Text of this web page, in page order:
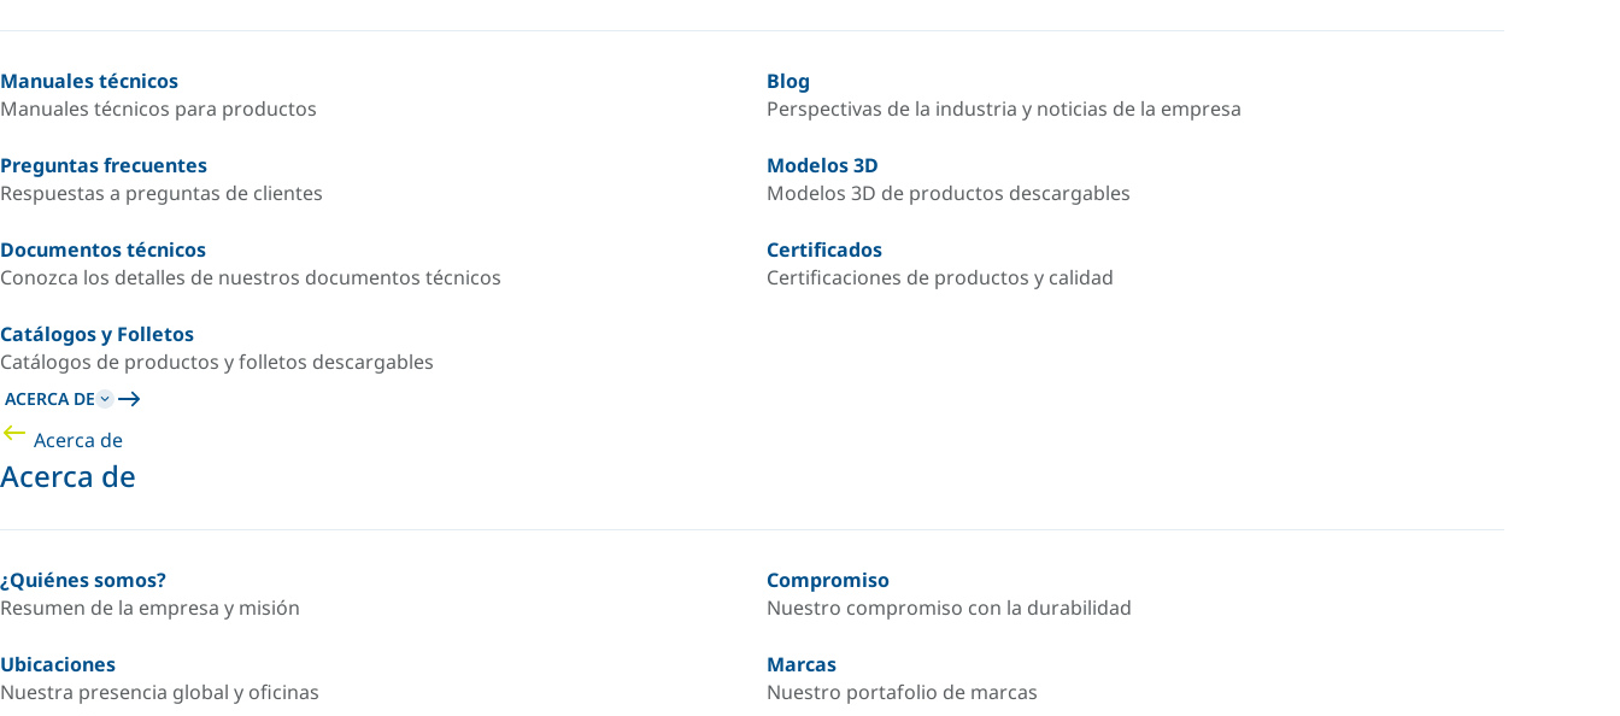
Manuales técnicos
Manuales técnicos para productos
Blog
Perspectivas de la industria y noticias de la empresa
Preguntas frecuentes
Respuestas a preguntas de clientes
Modelos 3D
Modelos 3D de productos descargables
Documentos técnicos
Conozca los detalles de nuestros documentos técnicos
Certificados
Certificaciones de productos y calidad
Catálogos y Folletos
Catálogos de productos y folletos descargables
ACERCA DE
Acerca de
Acerca de
¿Quiénes somos?
Resumen de la empresa y misión
Compromiso
Nuestro compromiso con la durabilidad
Ubicaciones
Nuestra presencia global y oficinas
Marcas
Nuestro portafolio de marcas